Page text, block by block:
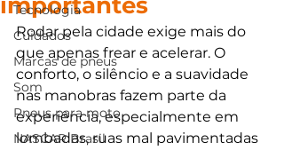
Tecnologia
Cuidados
Marcas de pneus
Som
Pneus para moto
NASCAR Brasil
Rodar pela cidade exige mais do
que apenas frear e acelerar. O
conforto, o silêncio e a suavidade
nas manobras fazem parte da
experiência, especialmente em
lombadas, ruas mal pavimentadas